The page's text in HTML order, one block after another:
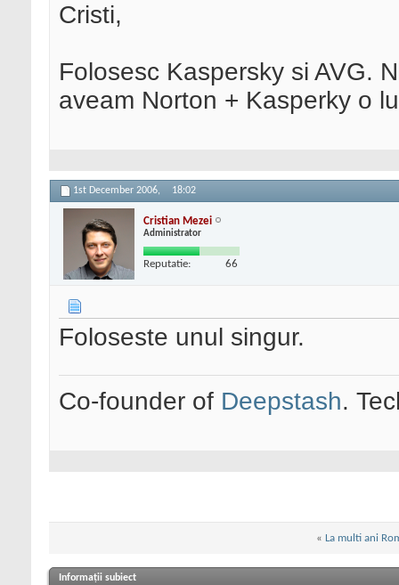
Cristi,
Folosesc Kaspersky si AVG.
aveam Norton + Kasperky o
1st December 2006, 18:02
Cristian Mezei
Administrator
Reputatie: 66
Foloseste unul singur.
Co-founder of Deepstash.
« La multi ani
Informații subiect